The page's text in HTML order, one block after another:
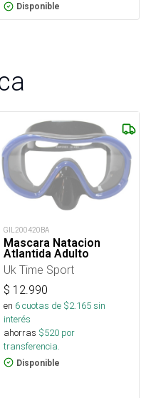
Disponible
GIL200420BA
Mascara Natacion
Atlantida Adulto
Uk Time Sport
$ 12.990
en 6cuotas de $2.165sin
interés
ahorras $520 por
transferencia.
Disponible